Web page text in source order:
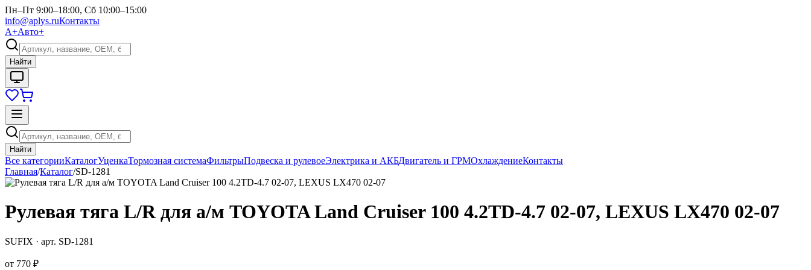
Пн–Пт 9:00–18:00, Сб 10:00–15:00
info@aplys.ruКонтакты
А+Авто+
Найти
Найти
Все категорииКаталогУценкаТормозная системаФильтрыПодвеска и рулевоеЭлектрика и АКБДвигатель и ГРМОхлаждениеКонтакты
Главная/Каталог/SD-1281
Рулевая тяга L/R для а/м TOYOTA Land Cruiser 100 4.2TD-4.7 02-07, LEXUS LX470 02-07
SUFIX · арт. SD-1281
от 770 ₽